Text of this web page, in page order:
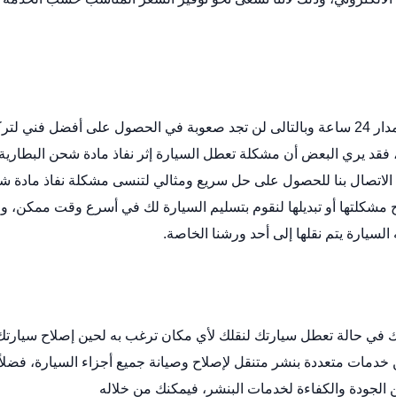
خدمة تركيب بطارية سلوى متوفرة لك في أي وقت على مدار 24 ساعة وبالتالى لن تجد صعوبة في الحصول على أفضل
يري البعض أن مشكلة تعطل السيارة إثر نفاذ مادة شحن
الاتصال بنا للحصول على حل سريع ومثالي لتنسى مشكلة نفاذ مادة
مشكلتها أو تبديلها لنقوم بتسليم السيارة لك في أسرع وقت ممكن،
يتم نقلها إلى أحد ورشنا الخاصة.
حالة تعطل سيارتك لنقلك لأي مكان ترغب به لحين إصلاح
خدمات متعددة بنشر متنقل لإصلاح وصيانة جميع أجزاء السيارة،
والكفاءة لخدمات البنشر، فيمكنك من خلاله